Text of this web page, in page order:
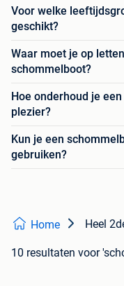
Voor welke
geschikt?
Waar moet je op
schommelboot?
Hoe onderhoud je
plezier?
Kun je een
gebruiken?
Home Heel
10 resultaten voor